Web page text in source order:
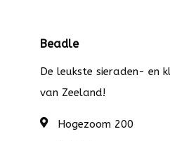
Beadle
De leukste sieraden- en
van Zeeland!
Hogezoom 200